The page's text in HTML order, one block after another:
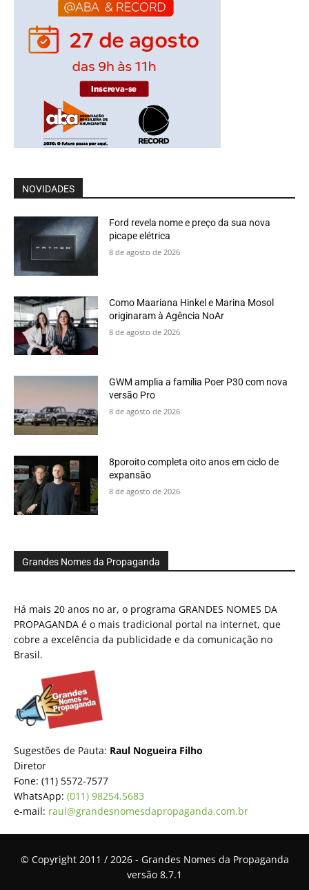
NOVIDADES
Ford revela nome e preço da sua nova
picape elétrica
8 de agosto de 2026
Como Maariana Hinkel e Marina Mosol
originaram à Agência NoAr
8 de agosto de 2026
GWM amplia a família Poer P30 com nova
versão Pro
8 de agosto de 2026
8poroito completa oito anos em ciclo de
expansão
8 de agosto de 2026
Grandes Nomes da Propaganda
Há mais 20 anos no ar, o programa GRANDES NOMES DA
PROPAGANDA é o mais tradicional portal na internet, que
cobre a excelência da publicidade e da comunicação no
Brasil.
Sugestões de Pauta: Raul Nogueira Filho
Diretor
Fone: (11) 5572-7577
WhatsApp: (011) 98254.5683
e-mail: raul@grandesnomesdapropaganda.com.br
© Copyright 2011 / 2026 - Grandes Nomes da Propaganda
versão 8.7.1